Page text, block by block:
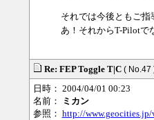
それでは今後ともご指
あ！それからT-Pilotで
Re: FEP Toggle T|C ( No.47
日時： 2004/04/01 00:23
名前：
ミカン
参照： http://www.geocities.jp/